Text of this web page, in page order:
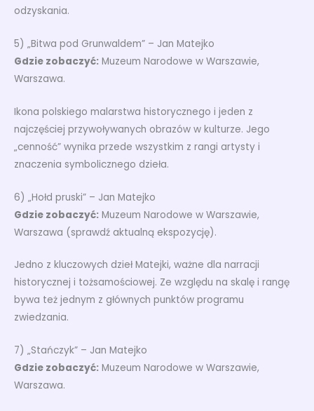
odzyskania.
5) „Bitwa pod Grunwaldem” – Jan Matejko
Gdzie zobaczyć: Muzeum Narodowe w Warszawie,
Warszawa.
Ikona polskiego malarstwa historycznego i jeden z
najczęściej przywoływanych obrazów w kulturze. Jego
„cenność” wynika przede wszystkim z rangi artysty i
znaczenia symbolicznego dzieła.
6) „Hołd pruski” – Jan Matejko
Gdzie zobaczyć: Muzeum Narodowe w Warszawie,
Warszawa (sprawdź aktualną ekspozycję).
Jedno z kluczowych dzieł Matejki, ważne dla narracji
historycznej i tożsamościowej. Ze względu na skalę i rangę
bywa też jednym z głównych punktów programu
zwiedzania.
7) „Stańczyk” – Jan Matejko
Gdzie zobaczyć: Muzeum Narodowe w Warszawie,
Warszawa.